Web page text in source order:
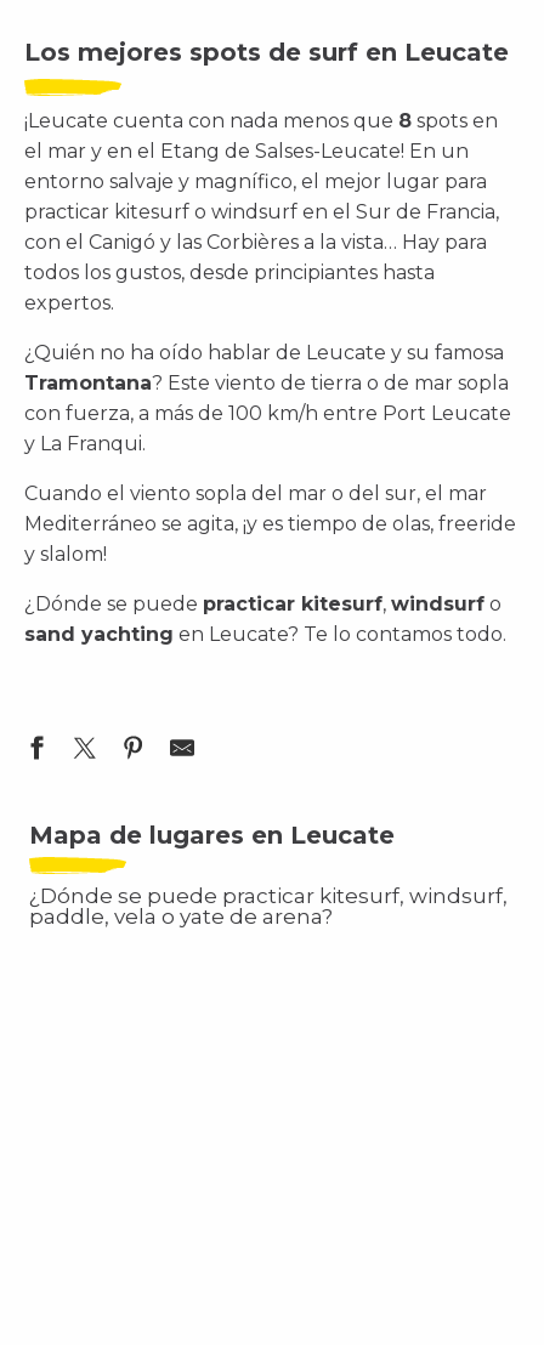
Los mejores spots de surf en Leucate
¡Leucate cuenta con nada menos que 8 spots en
el mar y en el Etang de Salses-Leucate! En un
entorno salvaje y magnífico, el mejor lugar para
practicar kitesurf o windsurf en el Sur de Francia,
con el Canigó y las Corbières a la vista… Hay para
todos los gustos, desde principiantes hasta
expertos.
¿Quién no ha oído hablar de Leucate y su famosa
Tramontana? Este viento de tierra o de mar sopla
con fuerza, a más de 100 km/h entre Port Leucate
y La Franqui.
Cuando el viento sopla del mar o del sur, el mar
Mediterráneo se agita, ¡y es tiempo de olas, freeride
y slalom!
¿Dónde se puede practicar kitesurf, windsurf o
sand yachting en Leucate? Te lo contamos todo.
Mapa de lugares en Leucate
¿Dónde se puede practicar kitesurf, windsurf,
paddle, vela o yate de arena?